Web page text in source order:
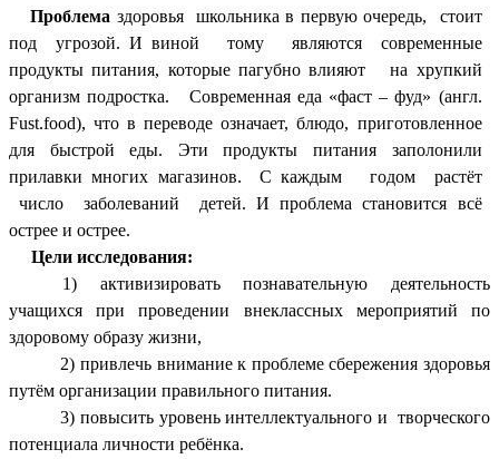
Проблема здоровья школьника в первую очередь, стоит
под угрозой. И виной тому являются современные
продукты питания, которые пагубно влияют на хрупкий
организм подростка. Современная еда «фаст – фуд» (англ.
Fust.food), что в переводе означает, блюдо, приготовленное
для быстрой еды. Эти продукты питания заполонили
прилавки многих магазинов. С каждым годом растёт
число заболеваний детей. И проблема становится всё
острее и острее.
Цели исследования:
1) активизировать познавательную деятельность
учащихся при проведении внеклассных мероприятий по
здоровому образу жизни,
2) привлечь внимание к проблеме сбережения здоровья
путём организации правильного питания.
3) повысить уровень интеллектуального и творческого
потенциала личности ребёнка.